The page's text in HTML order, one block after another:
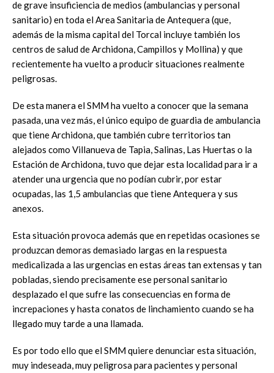
de grave insuficiencia de medios (ambulancias y personal
sanitario) en toda el Area Sanitaria de Antequera (que,
además de la misma capital del Torcal incluye también los
centros de salud de Archidona, Campillos y Mollina) y que
recientemente ha vuelto a producir situaciones realmente
peligrosas.
De esta manera el SMM ha vuelto a conocer que la semana
pasada, una vez más, el único equipo de guardia de ambulancia
que tiene Archidona, que también cubre territorios tan
alejados como Villanueva de Tapia, Salinas, Las Huertas o la
Estación de Archidona, tuvo que dejar esta localidad para ir a
atender una urgencia que no podían cubrir, por estar
ocupadas, las 1,5 ambulancias que tiene Antequera y sus
anexos.
Esta situación provoca además que en repetidas ocasiones se
produzcan demoras demasiado largas en la respuesta
medicalizada a las urgencias en estas áreas tan extensas y tan
pobladas, siendo precisamente ese personal sanitario
desplazado el que sufre las consecuencias en forma de
increpaciones y hasta conatos de linchamiento cuando se ha
llegado muy tarde a una llamada.
Es por todo ello que el SMM quiere denunciar esta situación,
muy indeseada, muy peligrosa para pacientes y personal